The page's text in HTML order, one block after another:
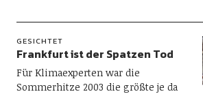
GESICHTET
Frankfurt ist der Spatzen Tod
Für Klimaexperten war die
Sommerhitze 2003 die größte je da